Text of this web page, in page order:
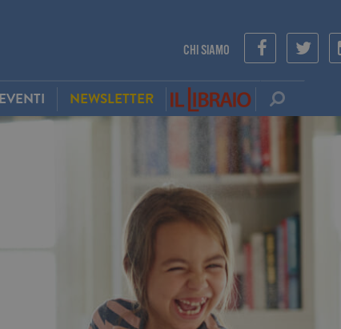
CHI SIAMO
EVENTI NEWSLETTER